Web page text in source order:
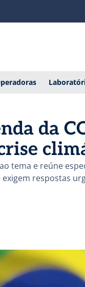
da
tema e reúne
respostas